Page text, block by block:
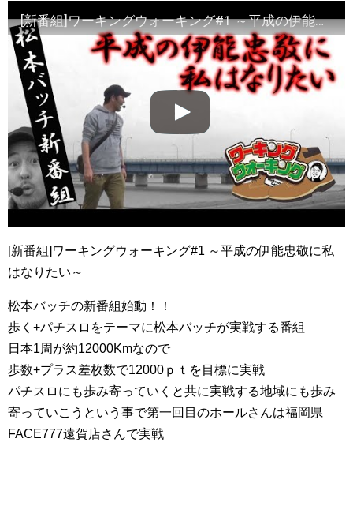
[新番組]ワーキングウォーキング#1 ～平成の伊能忠敬に私はなりたい～（松本バッチ）
[新番組]ワーキングウォーキング#1 ～平成の伊能忠敬に私
はなりたい～
松本バッチの新番組始動！！
歩く+パチスロをテーマに松本バッチが実戦する番組
日本1周が約12000Kmなので
歩数+プラス差枚数で12000ｐｔを目標に実戦
パチスロにも歩み寄っていくと共に実戦する地域にも歩み
寄っていこうという事で第一回目のホールさんは福岡県
FACE777遠賀店さんで実戦